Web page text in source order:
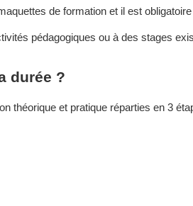
de formation et il est
pédagogiques ou à des stages
durée ?
théorique et pratique réparties en 3